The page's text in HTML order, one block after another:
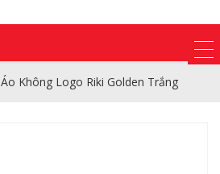
Áo Không Logo Riki Golden Trắng